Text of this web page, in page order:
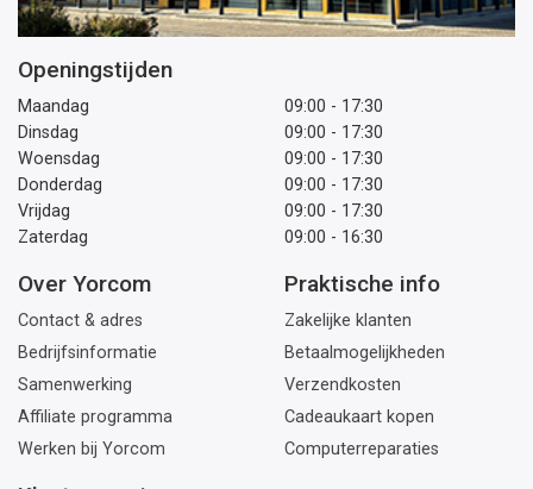
Openingstijden
Maandag
09:00 - 17:30
Dinsdag
09:00 - 17:30
Woensdag
09:00 - 17:30
Donderdag
09:00 - 17:30
Vrijdag
09:00 - 17:30
Zaterdag
09:00 - 16:30
Over Yorcom
Contact & adres
Bedrijfsinformatie
Samenwerking
Affiliate programma
Werken bij Yorcom
Praktische info
Zakelijke klanten
Betaalmogelijkheden
Verzendkosten
Cadeaukaart kopen
Computerreparaties